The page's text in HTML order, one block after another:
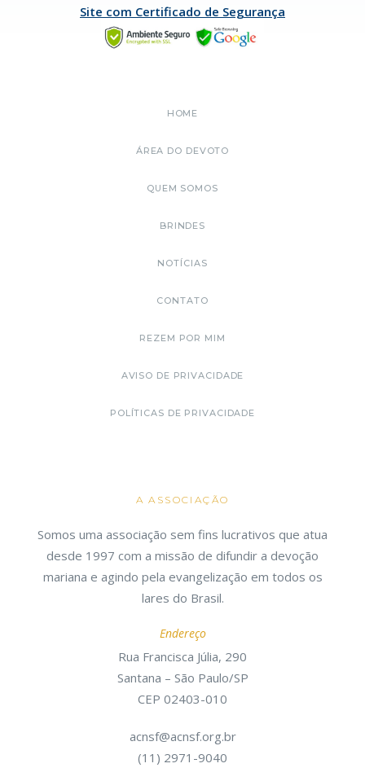
Site com Certificado de Segurança
HOME
ÁREA DO DEVOTO
QUEM SOMOS
BRINDES
NOTÍCIAS
CONTATO
REZEM POR MIM
AVISO DE PRIVACIDADE
POLÍTICAS DE PRIVACIDADE
A ASSOCIAÇÃO
Somos uma associação sem fins lucrativos que atua
desde 1997 com a missão de difundir a devoção
mariana e agindo pela evangelização em todos os
lares do Brasil.
Endereço
Rua Francisca Júlia, 290
Santana – São Paulo/SP
CEP 02403-010
acnsf@acnsf.org.br
(11) 2971-9040